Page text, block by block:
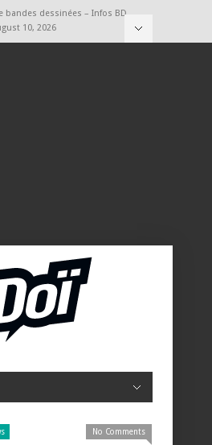
bandes dessinées – Infos BD,
10, 2026
No Comments